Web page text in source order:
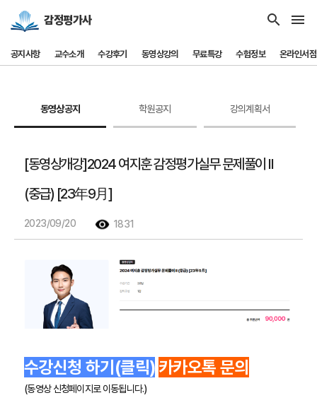
감정평가사 search menu
공지사항 교수소개 수강후기 동영상강의 무료특강 수험정보 온라인서점
동영상공지 학원공지 강의계획서
[동영상개강]2024 여지훈 감정평가실무 문제풀이 II
(중급) [23年9月]
2023/09/20 1831
수강신청 하기(클릭) 카카오톡 문의
(동영상 신청페이지로 이동됩니다.)